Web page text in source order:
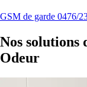
GSM de garde 0476/
Nos solutions
Odeur